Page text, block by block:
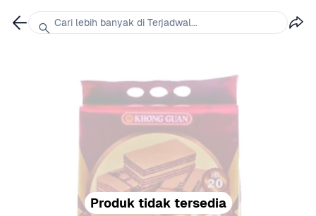
Produk tidak tersedia
Cari lebih banyak di Terjadwal...